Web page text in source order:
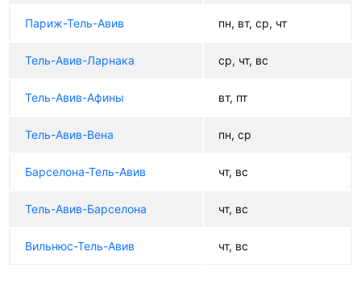
Париж-Тель-Авив пн, вт, ср, чт
Тель-Авив-Ларнака ср, чт, вс
Тель-Авив-Афины вт, пт
Тель-Авив-Вена пн, ср
Барселона-Тель-Авив чт, вс
Тель-Авив-Барселона чт, вс
Вильнюс-Тель-Авив чт, вс